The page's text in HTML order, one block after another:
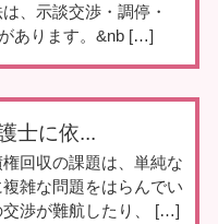
、示談交渉・調停・
あります。&nb […]
士に依...
回収の課題は、単純な
雑な問題をはらんでい
交渉が難航したり、 […]